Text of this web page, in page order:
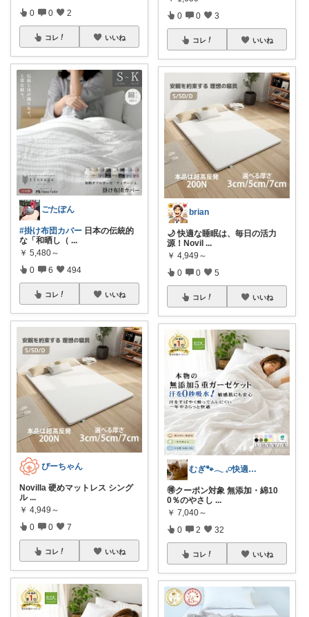
0 0 2
コレ いいね
ごたぽん
#掛け布団カバー 日本の伝統的
な「和晒し（ ...
￥ 5,480～
0 6 494
コレ いいね
ぴーちゃん
Novilla 硬めマットレス シング
ル ...
￥ 4,949～
0 0 7
コレ いいね
0 0 3
コレ いいね
brian
🌙 快適な睡眠は、毎日の活力
源！Novil ...
￥ 4,949～
0 0 5
コレ いいね
むぎ🐾‪𓂃 𓈒𓏸快適な寝具紹介
🉐クーポン対象 無添加・綿10
0％のやさし ...
￥ 7,040～
0 2 32
コレ いいね